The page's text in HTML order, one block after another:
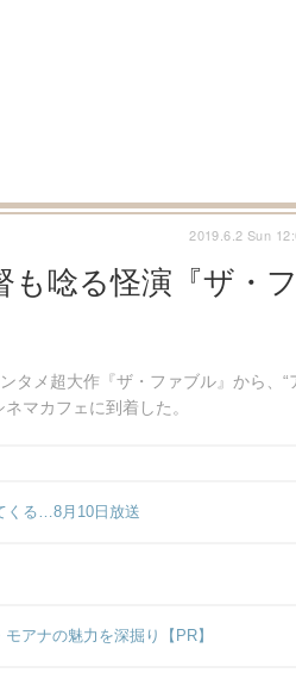
も唸る怪演『ザ・フ
タメ超大作『ザ・ファブル』から、“
マカフェに到着した。
2019.6.2 Sun
くる…8月10日放送
アナの魅力を深掘り【PR】